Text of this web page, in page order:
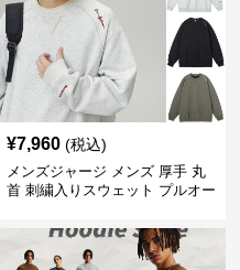
¥7,960 (税込)
メンズジャージ メンズ 厚手 丸
首 刺繍入りスウェット プルオー